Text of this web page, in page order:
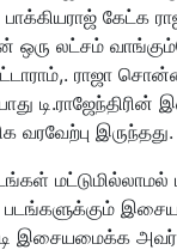
கேட்க
ஒரு லட்சம்
ராஜா
டி.ராஜேந்திரின்
வரவேற்பு இருந்தது.
மட்டுமில்லாமல்
இசையமைக்க